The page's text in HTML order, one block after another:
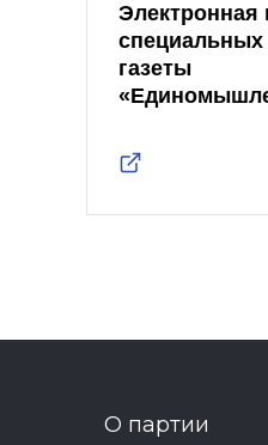
Электронная
газеты
О партии